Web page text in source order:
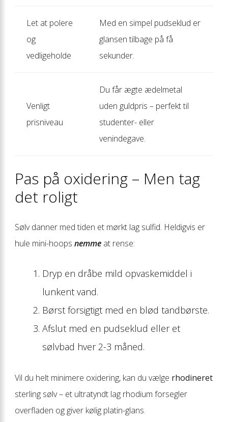
Let at polere
og
vedligeholde
Med en simpel pudseklud er
glansen tilbage på få
sekunder.
Venligt
prisniveau
Du får ægte ædelmetal
uden guldpris – perfekt til
studenter- eller
venindegave.
Pas på oxidering – Men tag
det roligt
Sølv danner med tiden et mørkt lag sulfid. Heldigvis er
hule mini-hoops nemme at rense:
Dryp en dråbe mild opvaskemiddel i
lunkent vand.
Børst forsigtigt med en blød tandbørste.
Afslut med en pudseklud eller et
sølvbad hver 2-3 måned.
Vil du helt minimere oxidering, kan du vælge rhodineret
sterling sølv – et ultratyndt lag rhodium forsegler
overfladen og giver kølig platin-glans.